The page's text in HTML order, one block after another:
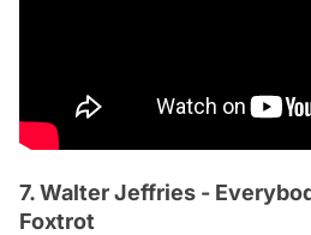
7. Walter Jeffries -
Foxtrot